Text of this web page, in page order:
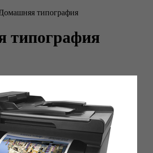
Домашняя типография
типография